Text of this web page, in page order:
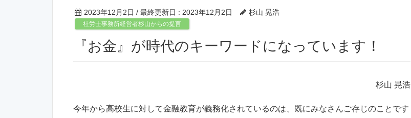
2023年12月2日 / 最終更新日 : 2023年12月2日 杉山 晃浩
社労士事務所経営者杉山からの提言
『お金』が時代のキーワードになっています！
杉山 晃浩
今年から高校生に対して金融教育が義務化されているのは、既にみなさんご存じのことです